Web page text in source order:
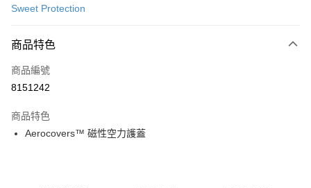
LINE Pay
Apple Pay
運送方式
Sweet Protection
商品特色
商品編號
8151242
商品特色
Aerocovers™ 磁性空力護蓋